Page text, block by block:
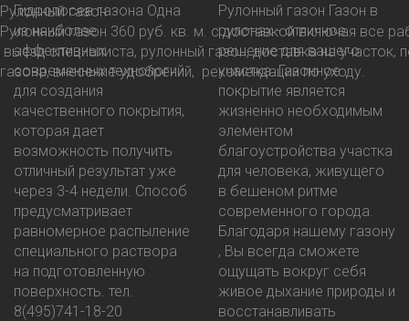
Рулонный газон
Рулонный газон 360 руб. кв. м. с доставкой включая все
выезд специалиста, рулонный газон, доставка на участок,
газона, внесение удобрений, рекомендации по уходу.
Гидропосев газона Одна
из наиболее
эффективных
современных технологий
для создания
качественного покрытия,
которая дает
возможность получить
отличный результат уже
через 3-4 недели. Способ
предусматривает
равномерное распыление
специального раствора
на подготовленную
поверхность. тел.
8(495)741-18-20
Рулонный газон Газон в
рулонах - отличное
решение для вашего
участка. Газонное
покрытие является
жизненно необходимым
элементом
благоустройства участка
для человека, живущего
в бешеном ритме
современного города.
Благодаря нашему газону
, Вы всегда сможете
ощущать вокруг себя
живое дыхание природы и
восстанавливать